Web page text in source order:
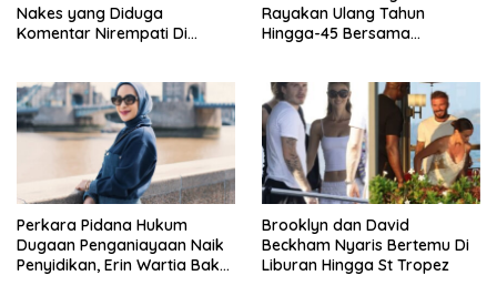
Nakes yang Diduga
Komentar Nirempati Di
Rayakan Ulang Tahun
Hingga-45 Bersama
Perkara Pidana Hukum
Dugaan Penganiayaan Naik
Penyidikan, Erin Wartia Bakal
Brooklyn dan David
Beckham Nyaris Bertemu Di
Liburan Hingga St Tropez